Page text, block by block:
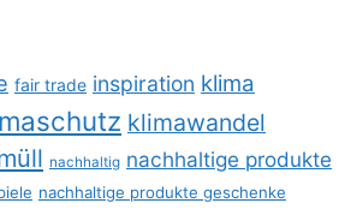
fair trade inspiration klima
klimawandel
nachhaltig nachhaltige produkte
nachhaltige produkte geschenke